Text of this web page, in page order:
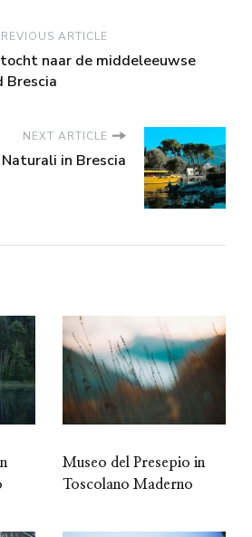
ARTICLE
naar de middeleeuwse
Brescia
NEXT ARTICLE
in Brescia
Museo del Presepio in
Toscolano Maderno